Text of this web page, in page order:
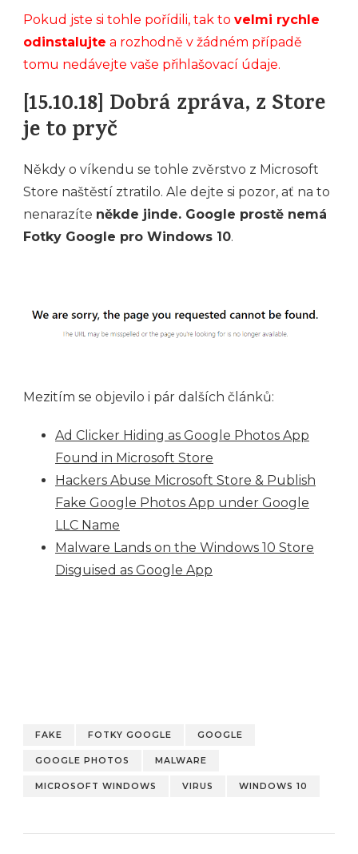
Pokud jste si tohle pořídili, tak to velmi rychle
odinstalujte a rozhodně v žádném případě
tomu nedávejte vaše přihlašovací údaje.
[15.10.18] Dobrá zpráva, z Store
je to pryč
Někdy o víkendu se tohle zvěrstvo z Microsoft
Store naštěstí ztratilo. Ale dejte si pozor, ať na to
nenarazíte někde jinde. Google prostě nemá
Fotky Google pro Windows 10.
Mezitím se objevilo i pár dalších článků:
Ad Clicker Hiding as Google Photos App
Found in Microsoft Store
Hackers Abuse Microsoft Store & Publish
Fake Google Photos App under Google
LLC Name
Malware Lands on the Windows 10 Store
Disguised as Google App
FAKE FOTKY GOOGLE GOOGLE
GOOGLE PHOTOS MALWARE
MICROSOFT WINDOWS VIRUS WINDOWS 10